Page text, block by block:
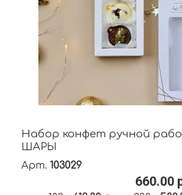
Набор конфет ручной
ШАРЫ
Арт. 103029
660.00